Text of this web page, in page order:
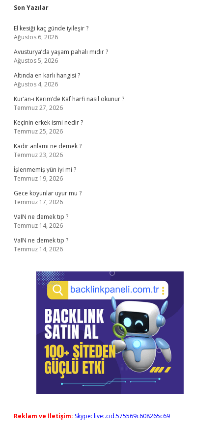
Sidebar
Son Yazılar
El kesiği kaç günde iyileşir ?
Ağustos 6, 2026
Avusturya’da yaşam pahalı mıdır ?
Ağustos 5, 2026
Altında en karlı hangisi ?
Ağustos 4, 2026
Kur’an-ı Kerim’de Kaf harfi nasıl okunur ?
Temmuz 27, 2026
Keçinin erkek ismi nedir ?
Temmuz 25, 2026
Kadir anlamı ne demek ?
Temmuz 23, 2026
İşlenmemiş yün iyi mi ?
Temmuz 19, 2026
Gece koyunlar uyur mu ?
Temmuz 17, 2026
VaIN ne demek tıp ?
Temmuz 14, 2026
VaIN ne demek tıp ?
Temmuz 14, 2026
Reklam ve İletişim: Skype: live:.cid.575569c608265c69